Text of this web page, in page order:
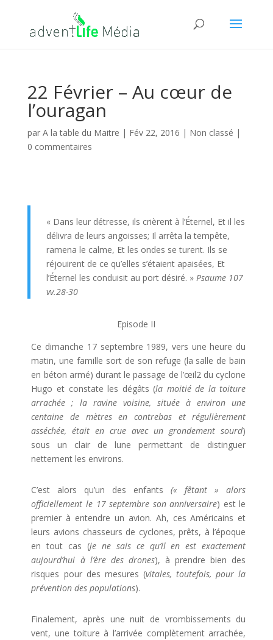
22 Février – Au cœur de
l’ouragan
par A la table du Maitre | Fév 22, 2016 | Non classé |
0 commentaires
« Dans leur détresse, ils crièrent à l’Éternel, Et il les
délivra de leurs angoisses; Il arrêta la tempête,
ramena le calme, Et les ondes se turent. Ils se
réjouirent de ce qu’elles s’étaient apaisées, Et
l’Éternel les conduisit au port désiré. » Psaume 107
vv.28-30
Episode II
Ce dimanche 17 septembre 1989, vers une heure du
matin, une famille sort de son refuge (la salle de bain
en béton armé) durant le passage de l’œil2 du cyclone
Hugo et constate les dégâts (la moitié de la toiture
arrachée ; la ravine voisine, située à environ une
centaine de mètres en contrebas et régulièrement
asséchée, était en crue avec un grondement sourd)
sous un clair de lune permettant de distinguer
nettement les environs.
C’est alors qu’un des enfants(« fêtant » alors
officiellement le 17 septembre son anniversaire) est le
premier à entendre un avion. Ah, ces Américains et
leurs avions chasseurs de cyclones, prêts, à l’époque
en tout cas (je ne sais ce qu’il en est exactement
aujourd’hui à l’ère des drones), à prendre bien des
risques pour des mesures (vitales, toutefois, pour la
prévention des populations).
Finalement, après une nuit de vrombissements du
vent, une toiture à l’arrivée complètement arrachée,